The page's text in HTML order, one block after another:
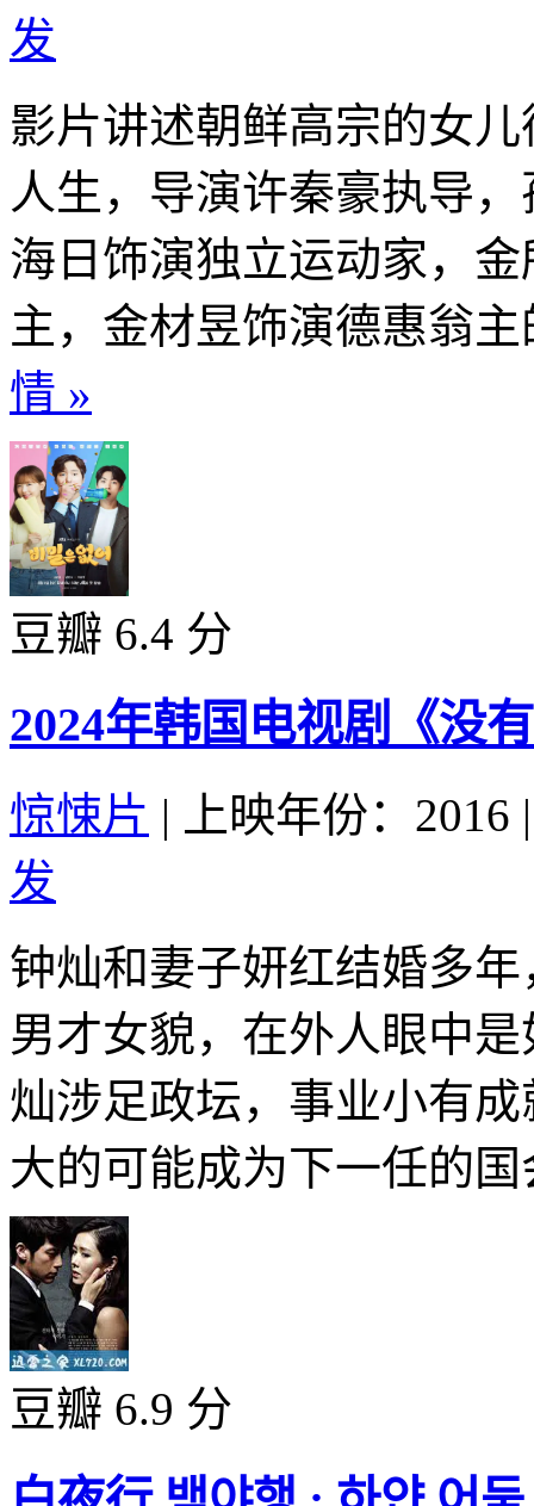
发
影片讲述朝鲜高宗的女
人生，导演许秦豪执导
海日饰演独立运动家，
主，金材昱饰演德惠翁
情 »
豆瓣 6.4 分
2024年韩国电视剧《没
惊悚片 | 上映年份：2016 |
发
钟灿和妻子妍红结婚多
男才女貌，在外人眼中
灿涉足政坛，事业小有
大的可能成为下一任的
豆瓣 6.9 分